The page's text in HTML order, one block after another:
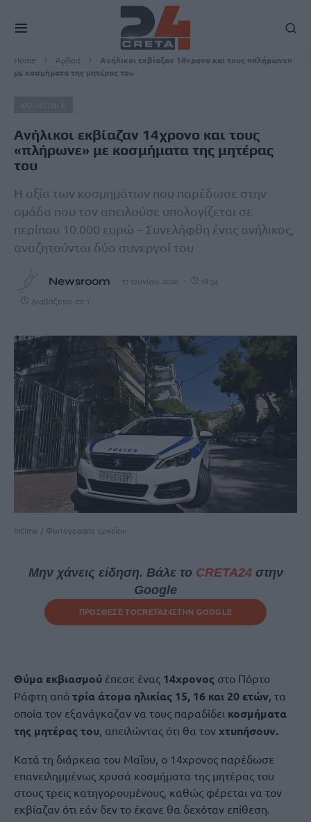
Home Άρθρα
Ανήλικοι εκβίαζαν 14χρονο και τους «πλήρωνε»
με κοσμήματα της μητέρας του
Ανήλικοι εκβίαζαν 14χρονο και τους
«πλήρωνε» με κοσμήματα της μητέρας
του
Η αξία των κοσμημάτων που παρέδωσε στην
ομάδα που τον απειλούσε υπολογίζεται σε
περίπου 10.000 ευρώ – Συνελήφθη ένας ανήλικος,
αναζητούνται δύο συνεργοί του
Newsroom 17 Ιουνίου, 2026 18:34
Διαβάζεται σε 1'
Intime / Φωτογραφία αρχείου
Μην χάνεις είδηση. Βάλε το CRETA24στην
Google
ΠΡΟΣΘΕΣΕ ΤΟCRETA24ΣΤΗΝ GOOGLE
Θύμα εκβιασμού έπεσε ένας 14χρονος στο Πόρτο
Ράφτη από τρία άτομα ηλικίας 15, 16 και 20 ετών, τα
οποία τον εξανάγκαζαν να τους παραδίδει κοσμήματα
της μητέρας του, απειλώντας ότι θα τον χτυπήσουν.
Κατά τη διάρκεια του Μαΐου, ο 14χρονος παρέδωσε
επανειλημμένως χρυσά κοσμήματα της μητέρας του
στους τρεις κατηγορουμένους, καθώς φέρεται να τον
εκβίαζαν ότι εάν δεν το έκανε θα δεχόταν επίθεση.